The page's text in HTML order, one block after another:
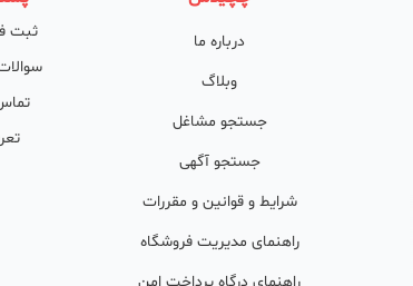
درباره ما
وبلاگ
جستجو مشاغل
جستجو آگهی
شرایط و قوانین و مقررات
راهنمای مدیریت فروشگاه
ثبت